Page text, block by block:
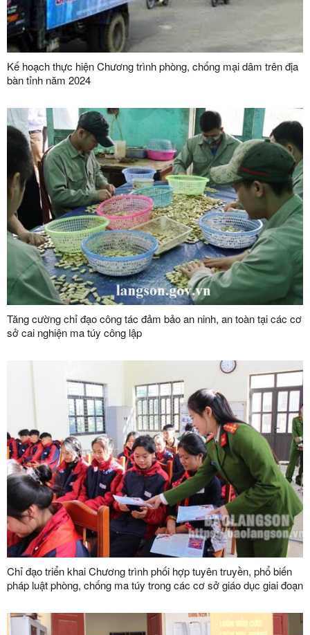
Kế hoạch thực hiện Chương trình phòng, chống mại dâm trên địa
bàn tỉnh năm 2024
Tăng cường chỉ đạo công tác đảm bảo an ninh, an toàn tại các cơ
sở cai nghiện ma túy công lập
Chỉ đạo triển khai Chương trình phối hợp tuyên truyền, phổ biến
pháp luật phòng, chống ma túy trong các cơ sở giáo dục giai đoạn